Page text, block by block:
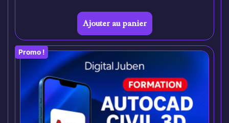
Ajouter au panier
Promo !